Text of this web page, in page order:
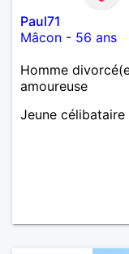
Paul71
Mâcon - 56 ans
Homme
amoureuse
Jeune célibataire